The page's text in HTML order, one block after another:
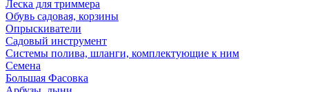
Леска для триммера
Обувь садовая, корзины
Опрыскиватели
Садовый инструмент
Системы полива, шланги, комплектующие к ним
Семена
Большая Фасовка